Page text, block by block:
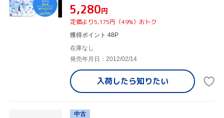
¥5,280円
定価より5,175円（49%）おトク
獲得ポイント 48P
在庫なし
発売年月日：2012/02/14
入荷したら知りたい
中古